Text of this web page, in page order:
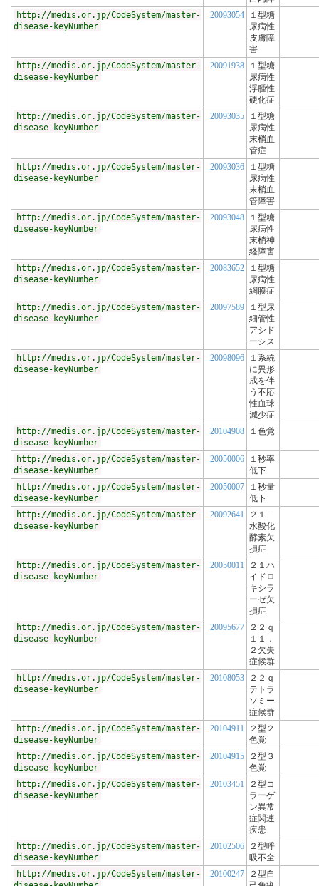
http://medis.or.jp/CodeSystem/master-
disease-keyNumber
20093054
１型糖
尿病性
皮膚障
害
http://medis.or.jp/CodeSystem/master-
disease-keyNumber
20091938
１型糖
尿病性
浮腫性
硬化症
http://medis.or.jp/CodeSystem/master-
disease-keyNumber
20093035
１型糖
尿病性
末梢血
管症
http://medis.or.jp/CodeSystem/master-
disease-keyNumber
20093036
１型糖
尿病性
末梢血
管障害
http://medis.or.jp/CodeSystem/master-
disease-keyNumber
20093048
１型糖
尿病性
末梢神
経障害
http://medis.or.jp/CodeSystem/master-
disease-keyNumber
20083652
１型糖
尿病性
網膜症
http://medis.or.jp/CodeSystem/master-
disease-keyNumber
20097589
１型尿
細管性
アシド
ーシス
http://medis.or.jp/CodeSystem/master-
disease-keyNumber
20098096
１系統
に異形
成を伴
う不応
性血球
減少症
http://medis.or.jp/CodeSystem/master-
disease-keyNumber
20104908 １色覚
http://medis.or.jp/CodeSystem/master-
disease-keyNumber
20050006
１秒率
低下
http://medis.or.jp/CodeSystem/master-
disease-keyNumber
20050007
１秒量
低下
http://medis.or.jp/CodeSystem/master-
disease-keyNumber
20092641
２１－
水酸化
酵素欠
損症
http://medis.or.jp/CodeSystem/master-
disease-keyNumber
20050011
２１ハ
イドロ
キシラ
ーゼ欠
損症
http://medis.or.jp/CodeSystem/master-
disease-keyNumber
20095677
２２ｑ
１１．
２欠失
症候群
http://medis.or.jp/CodeSystem/master-
disease-keyNumber
20108053
２２ｑ
テトラ
ソミー
症候群
http://medis.or.jp/CodeSystem/master-
disease-keyNumber
20104911
２型２
色覚
http://medis.or.jp/CodeSystem/master-
disease-keyNumber
20104915
２型３
色覚
http://medis.or.jp/CodeSystem/master-
disease-keyNumber
20103451
２型コ
ラーゲ
ン異常
症関連
疾患
http://medis.or.jp/CodeSystem/master-
disease-keyNumber
20102506
２型呼
吸不全
http://medis.or.jp/CodeSystem/master-
20100247
２型自